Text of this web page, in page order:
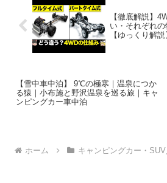
【徹底解説】
い・それぞれ
【ゆっくり解
【雪中車中泊】 9℃の極寒｜温泉につか
る猿｜小布施と野沢温泉を巡る旅｜キャ
ンピングカー車中泊
ホーム キャンピングカー・